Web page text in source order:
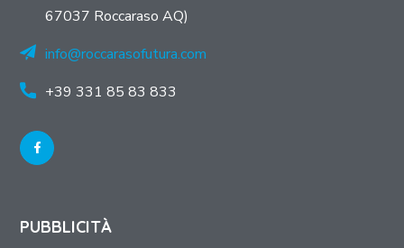
67037 Roccaraso AQ)
info@roccarasofutura.com
+39 331 85 83 833
PUBBLICITÀ